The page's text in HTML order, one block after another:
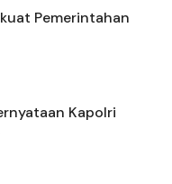
Pemerintahan
Kapolri